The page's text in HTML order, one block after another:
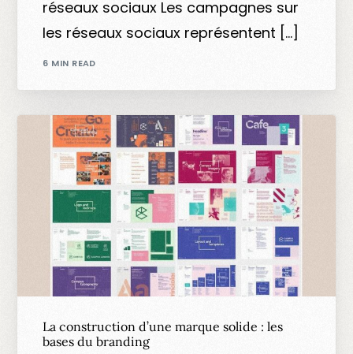
réseaux sociaux Les campagnes sur
les réseaux sociaux représentent […]
6 MIN READ
La construction d’une marque solide : les
bases du branding